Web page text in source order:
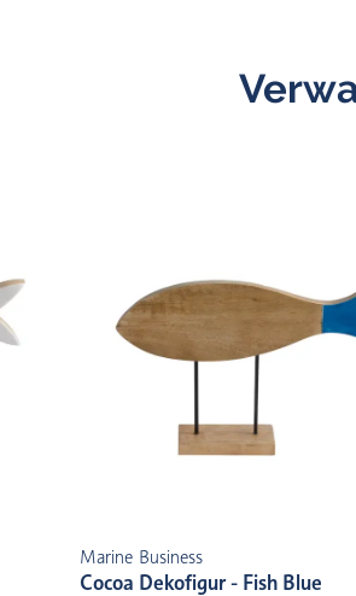
Marine Business
Cocoa Dekofigur - Fish Blue